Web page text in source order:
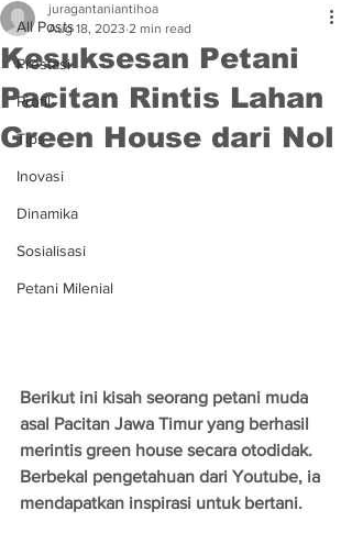
All Posts
Prestasi
Profil
Tips
Inovasi
Dinamika
Sosialisasi
Petani Milenial
Kesuksesan Petani
Pacitan Rintis Lahan
Green House dari Nol
juragantaniantihoa
Aug 18, 2023 2 min read
Berikut ini kisah seorang petani muda
asal Pacitan Jawa Timur yang berhasil
merintis green house secara otodidak.
Berbekal pengetahuan dari Youtube, ia
mendapatkan inspirasi untuk bertani.